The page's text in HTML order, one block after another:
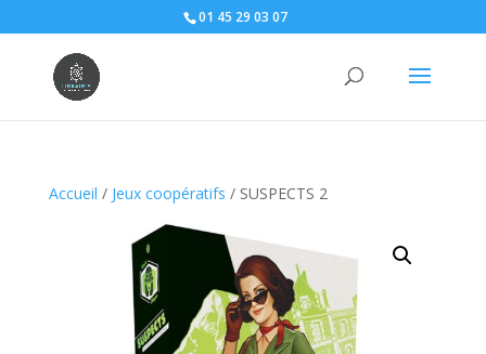
01 45 29 03 07
Accueil / Jeux coopératifs / SUSPECTS 2